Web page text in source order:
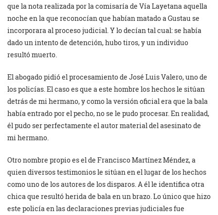
que la nota realizada por la comisaría de Vía Layetana aquella
noche en la que reconocían que habían matado a Gustau se
incorporara al proceso judicial. Y lo decían tal cual: se había
dado un intento de detención, hubo tiros, y un individuo
resultó muerto.
El abogado pidió el procesamiento de José Luis Valero, uno de
los policías. El caso es que a este hombre los hechos le sitúan
detrás de mi hermano, y como la versión oficial era que la bala
había entrado por el pecho, no se le pudo procesar. En realidad,
él pudo ser perfectamente el autor material del asesinato de
mi hermano.
Otro nombre propio es el de Francisco Martínez Méndez, a
quien diversos testimonios le sitúan en el lugar de los hechos
como uno de los autores de los disparos. A él le identifica otra
chica que resultó herida de bala en un brazo. Lo único que hizo
este policía en las declaraciones previas judiciales fue